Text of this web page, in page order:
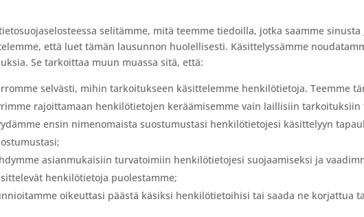
selitämme, mitä teemme tiedoilla, jotka saamme sinusta
että luet tämän lausunnon huolellisesti. Käsittelyssämme
Se tarkoittaa muun muassa sitä, että:
selvästi, mihin tarkoitukseen käsittelemme henkilötietoja. Teemme
rajoittamaan henkilötietojen keräämisemme vain laillisiin
ensin nimenomaista suostumustasi henkilötietojesi käsittelyyn
asianmukaisiin turvatoimiin henkilötietojesi suojaamiseksi ja
henkilötietoja puolestamme;
oikeuttasi päästä käsiksi henkilötietoihisi tai saada ne korjattua